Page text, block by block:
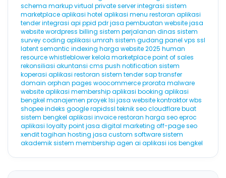
schema markupvirtual private serverintegrasi sistem
marketplaceaplikasi hotel aplikasi menu restoran aplikasi
tenderintegrasi api ppid pdrjasa pembuatan websitejasa
website wordpress billing sistem perjalanan dinas sistem
surveycoding aplikasi umrah sistem gudang panel vps ssl
latent semantic indexing harga website 2025 human
resourcewhistleblowerkelola marketplacepoint of sales
rekonsiliasi akuntansi cms push notification sistem
koperasi aplikasi restoran sistem tendersaptransfer
domain orphan pages woocommerceprorata malware
websiteaplikasi membershipaplikasi booking aplikasi
bengkel manajemen proyeklsi jasa website kontraktorwbs
shopeeindeks googlerapidssl teknik seocloudflarebuat
sistem bengkel aplikasi invoicerestoran harga seoeproc
aplikasi loyalty pointjasa digital marketing off-page seo
xendittagihan hosting jasa custom softwaresistem
akademiksistem membershipagen ai aplikasi ios bengkel